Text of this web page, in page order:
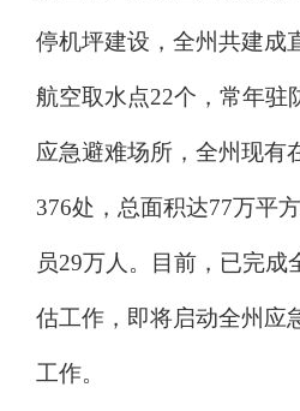
停机坪建设，全州共建成
航空取水点22个，常年驻
应急避难场所，全州现有
376处，总面积达77万平
员29万人。目前，已完成
估工作，即将启动全州应
工作。